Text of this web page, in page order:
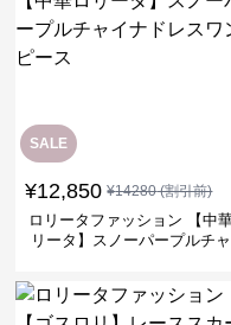
SALE
¥12,850 ¥14280(割引前)
ロリータファッション 【中
リータ】スノーパープルチ